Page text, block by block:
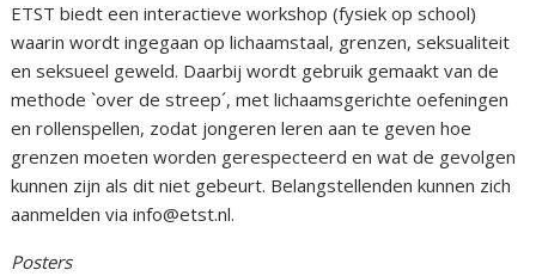
ETST biedt een interactieve workshop (fysiek op school)
waarin wordt ingegaan op lichaamstaal, grenzen, seksualiteit
en seksueel geweld. Daarbij wordt gebruik gemaakt van de
methode `over de streep´, met lichaamsgerichte oefeningen
en rollenspellen, zodat jongeren leren aan te geven hoe
grenzen moeten worden gerespecteerd en wat de gevolgen
kunnen zijn als dit niet gebeurt. Belangstellenden kunnen zich
aanmelden via info@etst.nl.
Posters